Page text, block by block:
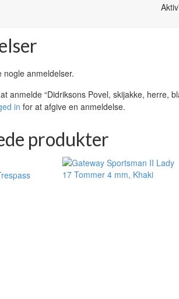
nogle anmeldelser.
anmelde “Didriksons Povel, skijakke, herre,
in for at afgive en anmeldelse.
produkter